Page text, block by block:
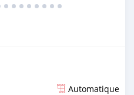
Automatique